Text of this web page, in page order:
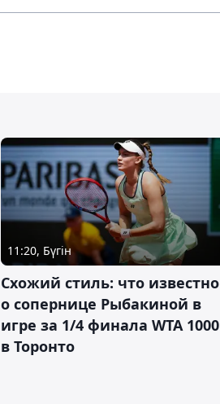
11:20, Бүгін
Схожий стиль: что известно
о сопернице Рыбакиной в
игре за 1/4 финала WTA 1000
в Торонто